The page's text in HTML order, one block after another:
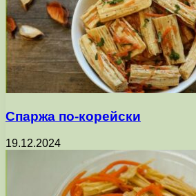
Спаржа по-корейски
19.12.2024